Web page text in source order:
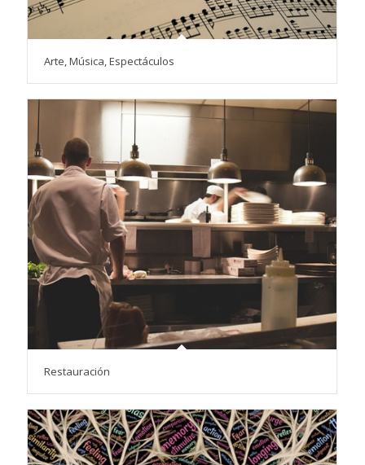
Arte, Música, Espectáculos
Restauración